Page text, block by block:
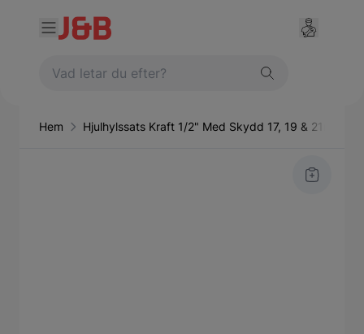
Hem Hjulhylssats Kraft 1/2" Med Skydd 17, 19 & 21mm